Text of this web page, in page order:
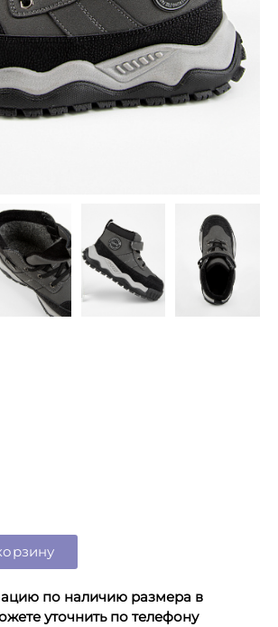
по наличию размера в
уточнить по телефону